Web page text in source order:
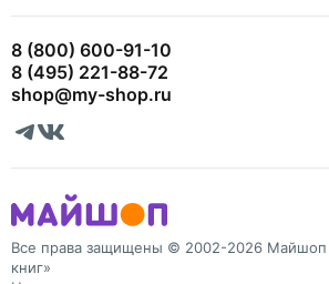
8 (800) 600-91-10
8 (495) 221-88-72
shop@my-shop.ru
Все права защищены © 2002-2026 Майшоп
книг»